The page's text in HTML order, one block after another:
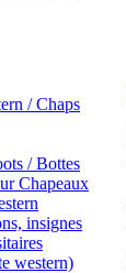
/ Chaps
/ Bottes
Chapeaux
insignes
western)